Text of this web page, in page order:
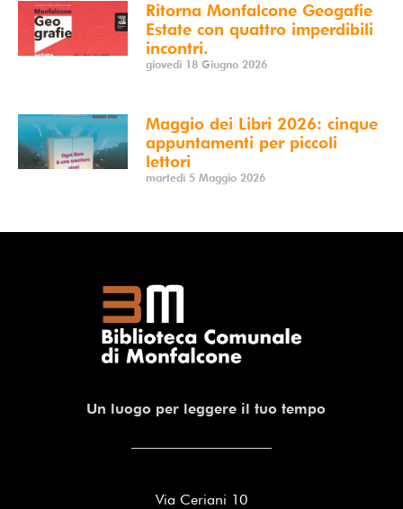
Ritorna Monfalcone Geogafie
Estate con quattro imperdibili
incontri.
giovedì 18 Giugno 2026
Maggio dei Libri 2026: cinque
appuntamenti per piccoli
lettori
martedì 5 Maggio 2026
Un luogo per leggere il tuo tempo
Via Ceriani 10